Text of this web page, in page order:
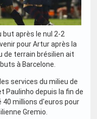
après le nul 2-2
pour Artur après la
de terrain brésilien ait
à Barcelone.
services du milieu de
Paulinho depuis la fin de
40 millions d'euros pour
Gremio.